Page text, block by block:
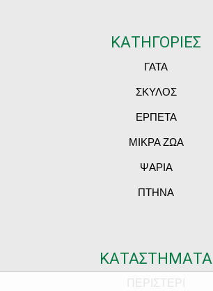
ΚΑΤΗΓΟΡΙΕΣ
ΓΑΤΑ
ΣΚΥΛΟΣ
ΕΡΠΕΤΑ
ΜΙΚΡΑ ΖΩΑ
ΨΑΡΙΑ
ΠΤΗΝΑ
ΚΑΤΑΣΤΗΜΑΤΑ